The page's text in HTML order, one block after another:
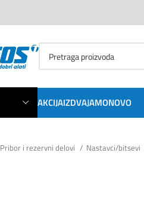
AKCIJAIZDVAJAMONOVO
Pribor i rezervni delovi Nastavci/bitsevi